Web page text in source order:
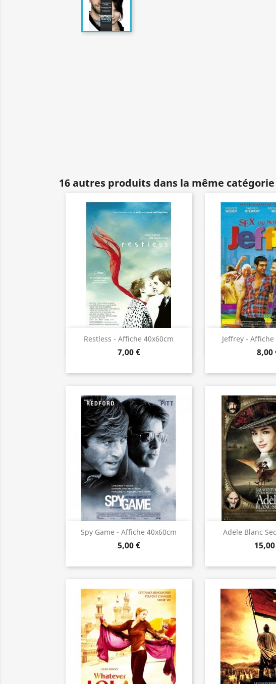
16 autres produits dans la même catégorie
Restless - Affiche 40x60cm
7,00 €
Aperçu rapide Jeffrey - Affiche
8,00

Spy Game - Affiche 40x60cm
5,00 €
Aperçu rapide Adele Blanc
